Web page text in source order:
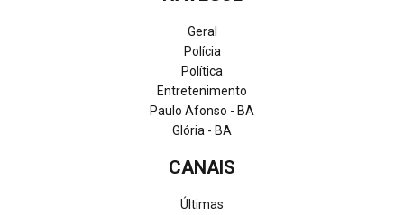
Geral
Polícia
Política
Entretenimento
Paulo Afonso - BA
Glória - BA
CANAIS
Últimas